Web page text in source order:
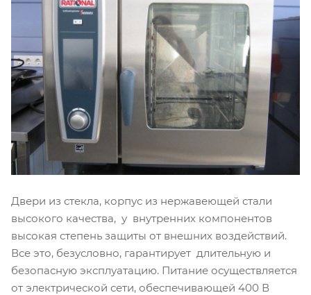
Двери из стекла, корпус из нержавеющей стали
высокого качества, у внутренних компонентов
высокая степень защиты от внешних воздействий.
Все это, безусловно, гарантирует длительную и
безопасную эксплуатацию. Питание осуществляется
от электрической сети, обеспечивающей 400 В